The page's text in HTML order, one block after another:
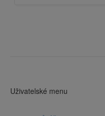
Uživatelské menu